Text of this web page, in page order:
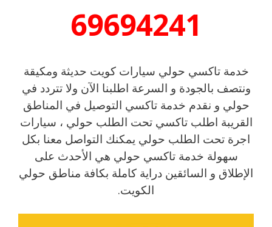
69694241
خدمة تاكسي حولي سيارات كويت حديثة ومكيقة
ونتصف بالجودة و السرعة اطلبنا الآن ولا تتردد في
حولي و نقدم خدمة تاكسي التوصيل في المناطق
القريبة اطلب تاكسي تحت الطلب حولي ، سيارات
اجرة تحت الطلب حولي يمكنك التواصل معنا بكل
سهولة خدمة تاكسي حولي هي الأحدث على
الإطلاق و السائقين دراية كاملة بكافة مناطق حولي
الكويت.